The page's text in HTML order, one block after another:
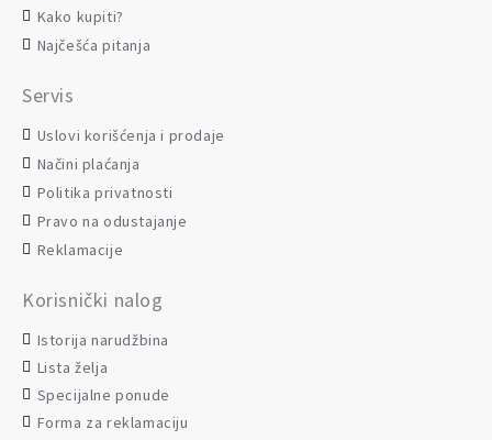
Kako kupiti?
Najčešća pitanja
Servis
Uslovi korišćenja i prodaje
Načini plaćanja
Politika privatnosti
Pravo na odustajanje
Reklamacije
Korisnički nalog
Istorija narudžbina
Lista želja
Specijalne ponude
Forma za reklamaciju